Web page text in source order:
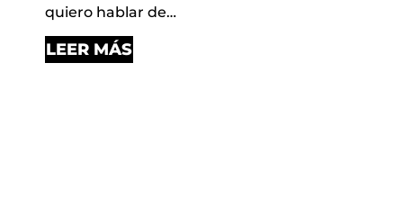
quiero hablar de…
LEER MÁS